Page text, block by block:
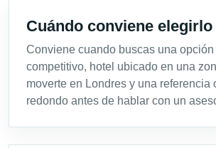
Cuándo conviene elegirlo
Conviene cuando buscas una
competitivo, hotel ubicado en una
moverte en Londres y una referencia
redondo antes de hablar con un